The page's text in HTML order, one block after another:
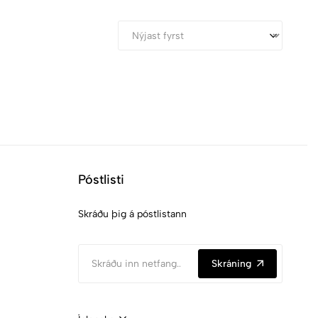
Póstlisti
Skráðu þig á póstlistann
Skráning